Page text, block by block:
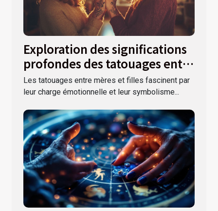
Exploration des significations
profondes des tatouages entre
mères et filles
Les tatouages entre mères et filles fascinent par
leur charge émotionnelle et leur symbolisme...